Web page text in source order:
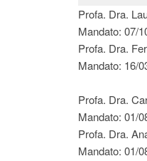
Profa. Dra.
Mandato: 07/
Profa. Dra.
Mandato: 16/
Profa. Dra.
Mandato: 01/
Profa. Dra.
Mandato: 01/